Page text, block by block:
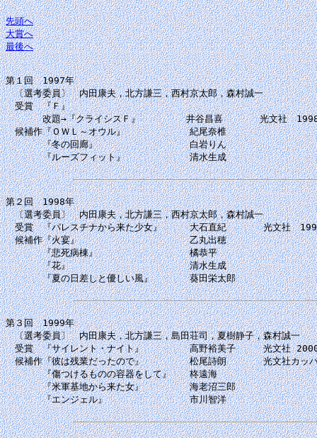
先頭へ
大賞へ
最後へ
第１回　1997年
〔選考委員〕　内田康夫，北方謙三，西村京太郎，森村誠一
受賞　『Ｆ』
改題→『クライシスＦ』　　　　　井谷昌喜　　　　光文社　
候補作『ＯＷＬ～オウル』　　　　　　　紀尾奈椎
『冬の回廊』　　　　　　　　　　白岩りん
『ルーズフィット』　　　　　　　清水生成
第２回　1998年
〔選考委員〕　内田康夫，北方謙三，西村京太郎，森村誠一
受賞　『パレスチナから来た少女』　　　大石直紀　　　　光文社　
候補作『火宴』　　　　　　　　　　　　乙丸出穂
『悲死病棟』　　　　　　　　　　橘恭平
『花』　　　　　　　　　　　　　清水生成
『夏の日差しと優しい風』　　　　葵田栄太郎
第３回　1999年
〔選考委員〕　内田康夫，北方謙三，島田荘司，夏樹静子，森村誠一
受賞　『サイレント・ナイト』　　　　　高野裕美子　　　光文社
候補作『彼は残業だったので』　　　　　松尾詩朗　　　　光文社カ
『傷つけるものの容器をして』　　柊遠海
『米軍基地から来た女』　　　　　海老沼三郎
『エンジェル』　　　　　　　　　市川智洋